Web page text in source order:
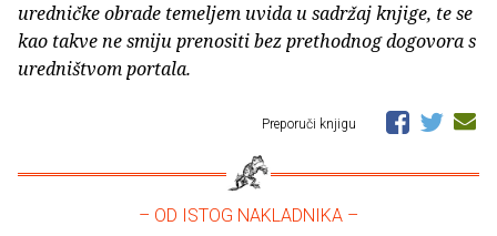
uredničke obrade temeljem uvida u sadržaj knjige, te se
kao takve ne smiju prenositi bez prethodnog dogovora s
uredništvom portala.
Preporuči knjigu
– OD ISTOG NAKLADNIKA –